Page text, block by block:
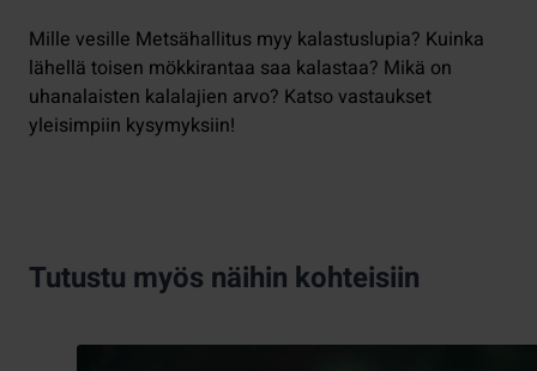
Mille vesille Metsähallitus myy kalastuslupia? Kuinka
lähellä toisen mökkirantaa saa kalastaa? Mikä on
uhanalaisten kalalajien arvo? Katso vastaukset
yleisimpiin kysymyksiin!
Tutustu myös näihin kohteisiin